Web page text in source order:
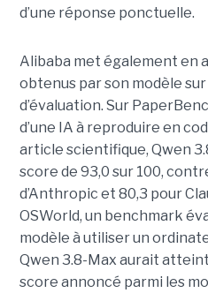
d’une réponse ponctuelle.
Alibaba met également en
obtenus par son modèle
d’évaluation. Sur
d’une IA à reproduire en
article scientifique, Qwen
score de 93,0 sur 100,
d’Anthropic et 80,3 pour
OSWorld, un benchmark
modèle à utiliser un
Qwen 3.8-Max aurait
score annoncé parmi les